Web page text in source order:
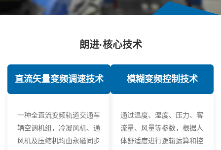
朗进·核心技术
直流矢量变频调速技术
一种全直流变频轨道交通车
辆空调机组，冷凝风机、通
风机及压缩机均由永磁同步
模糊变频控制技术
通过温度、湿度、压力、客
流量、风量等参数，根据人
体舒适度进行逻辑运算和控